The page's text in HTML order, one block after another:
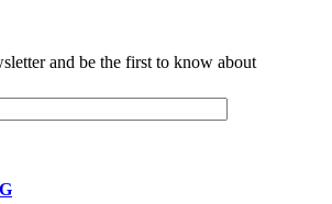
and be the first to know about